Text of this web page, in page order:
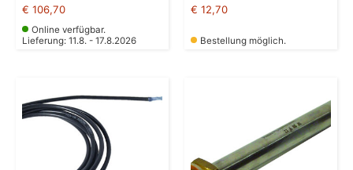
€ 106,70
Online verfügbar.
Lieferung: 11.8. - 17.8.2026
€ 12,70
Bestellung möglich.